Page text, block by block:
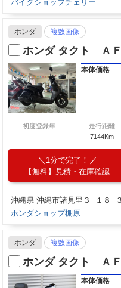
バイクショップチェリー
ホンダ 複数画像
ホンダ タクト Ａ
本体価格
初度登録年
―
走行距離
7144Km
1分で完了！
【無料】見積・在庫確認
沖縄県 沖縄市諸見里３−１８−３
ホンダショップ棚原
ホンダ 複数画像
ホンダ タクト Ａ
本体価格